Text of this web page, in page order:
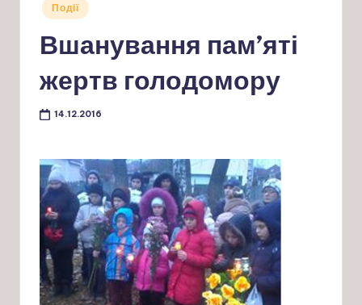
Опубліковано
Події
Вшанування пам’яті
жертв голодомору
14.12.2016